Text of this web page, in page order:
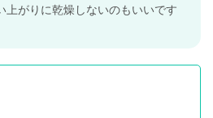
上がりに乾燥しないのもいいです